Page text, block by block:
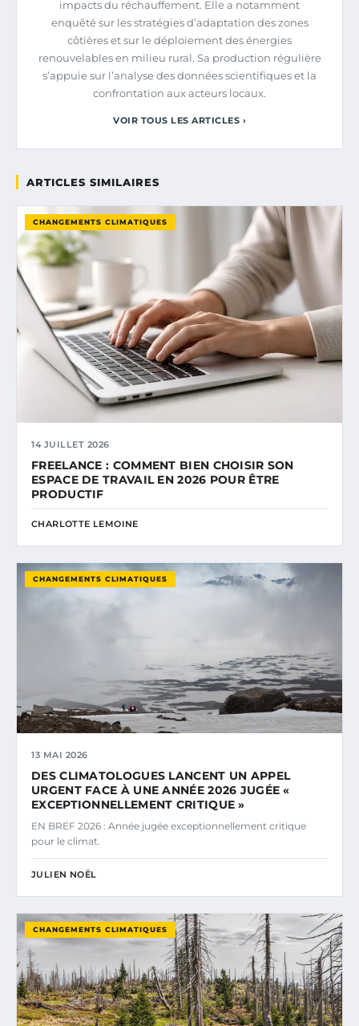
impacts du réchauffement. Elle a notamment
enquêté sur les stratégies d’adaptation des zones
côtières et sur le déploiement des énergies
renouvelables en milieu rural. Sa production régulière
s’appuie sur l’analyse des données scientifiques et la
confrontation aux acteurs locaux.
VOIR TOUS LES ARTICLES ›
ARTICLES SIMILAIRES
CHANGEMENTS CLIMATIQUES
14 JUILLET 2026
FREELANCE : COMMENT BIEN CHOISIR SON
ESPACE DE TRAVAIL EN 2026 POUR ÊTRE
PRODUCTIF
CHARLOTTE LEMOINE
CHANGEMENTS CLIMATIQUES
13 MAI 2026
DES CLIMATOLOGUES LANCENT UN APPEL
URGENT FACE À UNE ANNÉE 2026 JUGÉE «
EXCEPTIONNELLEMENT CRITIQUE »
EN BREF 2026 : Année jugée exceptionnellement critique
pour le climat.
JULIEN NOËL
CHANGEMENTS CLIMATIQUES